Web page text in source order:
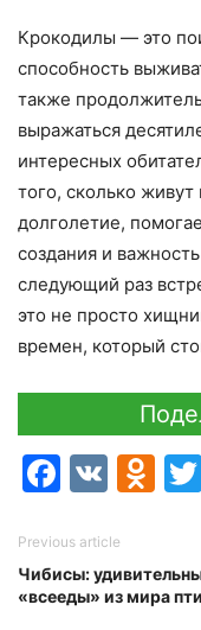
Крокодилы — это
способность
также
выражаться
интересных
того, сколько
долголетие,
создания и
следующий раз
это не просто
времен, который
VK
Previous article
Чибисы:
«всееды» из мира